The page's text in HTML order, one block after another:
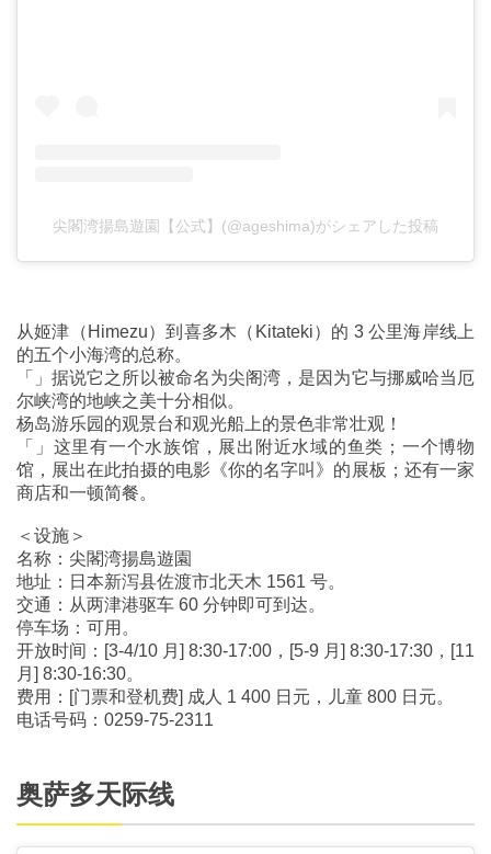
尖閣湾揚島遊園【公式】(@ageshima)がシェアした投稿
从姬津（Himezu）到喜多木（Kitateki）的 3 公里海岸线上
的五个小海湾的总称。
「」据说它之所以被命名为尖阁湾，是因为它与挪威哈当厄
尔峡湾的地峡之美十分相似。
杨岛游乐园的观景台和观光船上的景色非常壮观！
「」这里有一个水族馆，展出附近水域的鱼类；一个博物
馆，展出在此拍摄的电影《你的名字叫》的展板；还有一家
商店和一顿简餐。
＜设施＞
名称：尖閣湾揚島遊園
地址：日本新泻县佐渡市北天木 1561 号。
交通：从两津港驱车 60 分钟即可到达。
停车场：可用。
开放时间：[3-4/10 月] 8:30-17:00，[5-9 月] 8:30-17:30，[11
月] 8:30-16:30。
费用：[门票和登机费] 成人 1 400 日元，儿童 800 日元。
电话号码：0259-75-2311
奥萨多天际线